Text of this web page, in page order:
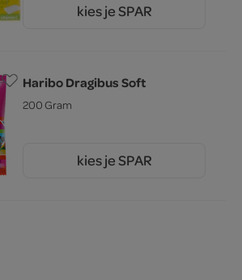
kies je SPAR
Haribo Dragibus Soft
200 Gram
kies je SPAR